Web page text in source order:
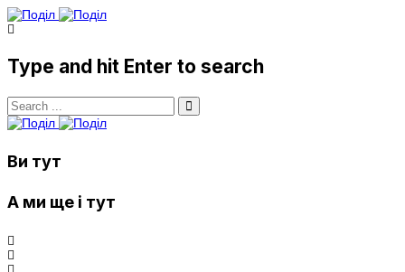
Type and hit Enter to search
Ви тут
А ми ще і тут